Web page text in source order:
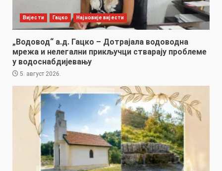
Вијести Гацко Најновије вијести
„Водовод“ а.д. Гацко – Дотрајала водоводна
мрежа и нелегални прикључци стварају проблеме
у водоснабдијевању
5. август 2026.